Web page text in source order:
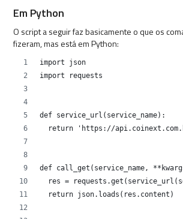
Em Python
O script a seguir faz basicamente o que os
fizeram, mas está em Python:
import json
import requests
def service_url(service_name):
return 'https://
def call_get(service_name,
res =
  return json.loads(res.content)